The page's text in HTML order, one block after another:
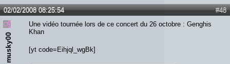
#48
02/02/2008 08:25:54
musky00
Une vidéo tournée lors de ce concert du 26 octobre : Genghis
Khan
[yt code=Eihjql_wgBk]